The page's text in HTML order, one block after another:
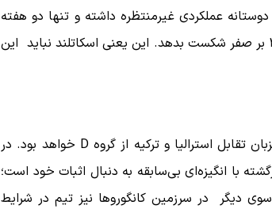
عملکردی غیرمنتظره داشته و تنها دو هفته
پیش توانسته است نیوزیلند (یکی از همگروهی‌‌های ایران) را با نتیجه سنگین ۴ بر صفر شکست بدهد. این یعنی اسکاتلند نباید این
در ساعت 7:30 صبح یکشنبه به وقت کشورمان استادیوم ونکوور در کانادا میزبان تقابل استرالیا و ترکیه از گروه D خواهد بود. در
‌با انگیزه‌‌ای بی‌سابقه به دنبال اثبات خود است؛
دیگر در سرزمین کانگوروها نیز تیم در شرایط
۱۶ مرداد ۱۴۰۵